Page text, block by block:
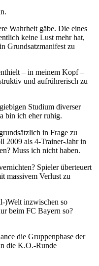
Wahrheit gäbe. Die eines
keine Lust mehr hat,
Grundsatzmanifest zu
– in meinem Kopf –
und aufrührerisch zu
Studium diverser
bin ich eher ruhig.
in Frage zu
2009 als 4-Trainer-Jahr in
Muss ich nicht haben.
Spieler überteuert
massivem Verlust zu
)Welt inzwischen so
beim FC Bayern so?
die Gruppenphase der
die K.O.-Runde